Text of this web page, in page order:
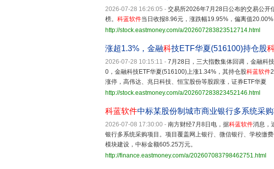
2026-07-28 16:26:05 - 交易所2026年7月28日公布的交易公开
榜。 科蓝软件当日收报8.96元，涨跌幅19.95%，偏离值
http://stock.eastmoney.com/a/202607283823512714.html
涨超1.3%，金融科技ETF华夏(516100)持仓股
2026-07-28 10:15:11 - 7月28日，三大指数集体回调，金融科
0，金融科技ETF华夏(516100)上涨1.34%，其持仓股科蓝软件
涨停，高伟达、兆日科技、恒宝股份等股跟涨，证券ETF华夏
http://stock.eastmoney.com/a/202607283823452146.html
科蓝软件中标某股份制城市商业银行多系统采购
2026-07-08 17:30:00 - 南方财经7月8日电，据科蓝软件消息，
银行多系统采购项目。项目覆盖网上银行、微信银行、学校缴
模块建设，中标金额605.25万元。
http://finance.eastmoney.com/a/202607083798462751.html